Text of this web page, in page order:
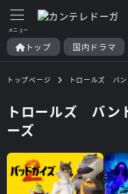
トップ 国内ドラマ
トップページ トロールズ バ
トロールズ バ
ーズ